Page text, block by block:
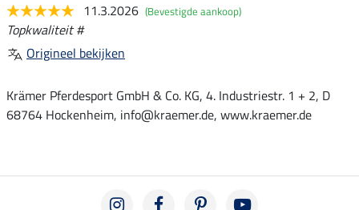
11.3.2026 (Bevestigde aankoop)
Topkwaliteit #
Origineel bekijken
Krämer Pferdesport GmbH & Co. KG, 4. Industriestr. 1 + 2, D
68764 Hockenheim, info@kraemer.de, www.kraemer.de